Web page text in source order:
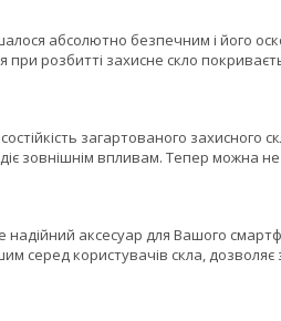
абсолютно безпечним і його
розбитті захисне скло
загартованого захисного
зовнішнім впливам. Тепер можна
аксесуар для Вашого
серед користувачів скла,